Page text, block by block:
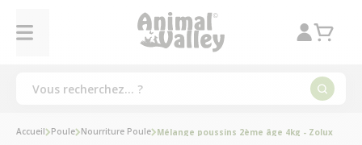
Accueil Poule Nourriture Poule Mélange poussins 2ème âge 4kg - Zolux